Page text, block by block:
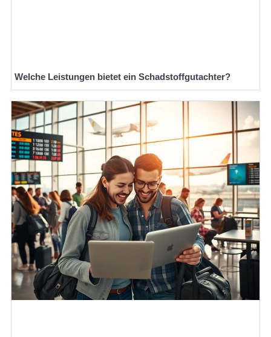
Welche Leistungen bietet ein Schadstoffgutachter?